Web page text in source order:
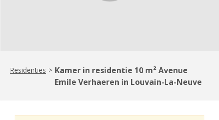
Residenties > Kamer in residentie 10 m² Avenue
Emile Verhaeren in Louvain-La-Neuve